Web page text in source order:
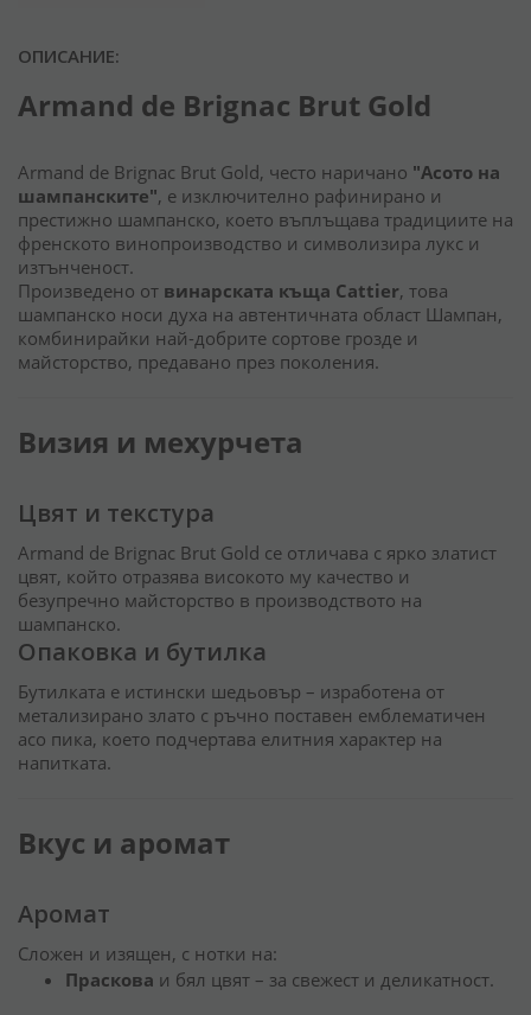
ОПИСАНИЕ:
Armand de Brignac Brut Gold
Armand de Brignac Brut Gold, често наричано "Асото на
шампанските", е изключително рафинирано и
престижно шампанско, което въплъщава традициите на
френското винопроизводство и символизира лукс и
изтънченост.
Произведено от винарската къща Cattier, това
шампанско носи духа на автентичната област Шампан,
комбинирайки най-добрите сортове грозде и
майсторство, предавано през поколения.
Визия и мехурчета
Цвят и текстура
Armand de Brignac Brut Gold се отличава с ярко златист
цвят, който отразява високото му качество и
безупречно майсторство в производството на
шампанско.
Опаковка и бутилка
Бутилката е истински шедьовър – изработена от
метализирано злато с ръчно поставен емблематичен
асо пика, което подчертава елитния характер на
напитката.
Вкус и аромат
Аромат
Сложен и изящен, с нотки на:
Праскова и бял цвят – за свежест и деликатност.